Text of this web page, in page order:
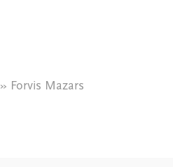
» Forvis Mazars